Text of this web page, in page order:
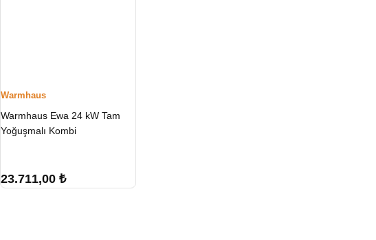
Warmhaus
Warmhaus Ewa 24 kW Tam
Yoğuşmalı Kombi
23.711,00 ₺